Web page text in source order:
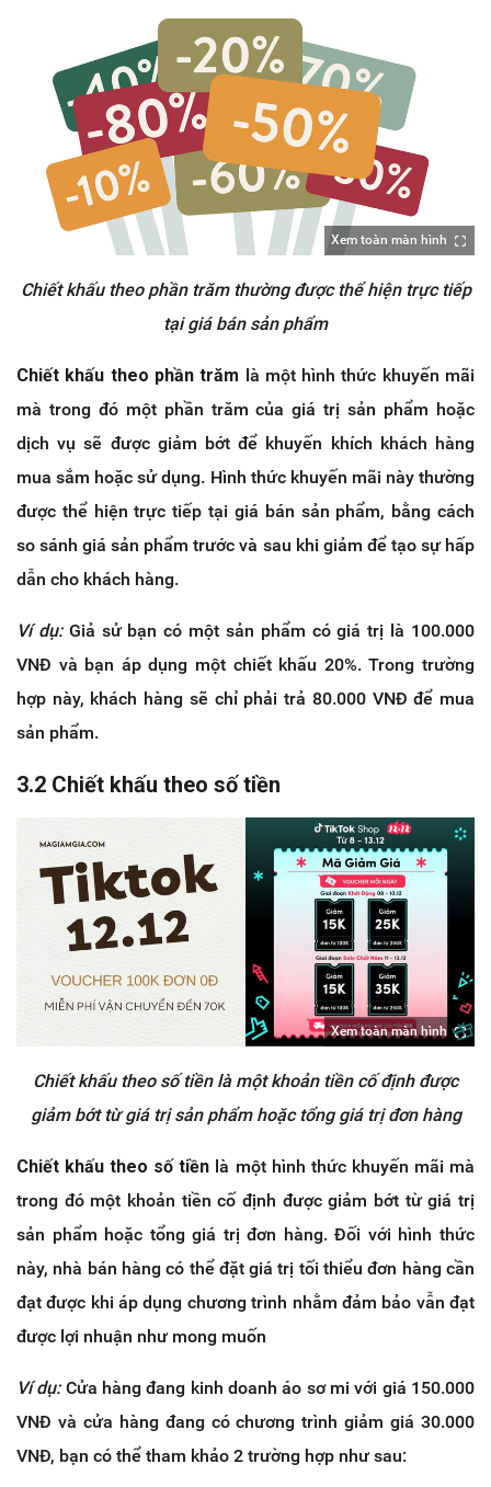
Xem toàn màn hình
Chiết khấu theo phần trăm thường được thể hiện trực tiếp
tại giá bán sản phẩm
Chiết khấu theo phần trăm là một hình thức khuyến mãi
mà trong đó một phần trăm của giá trị sản phẩm hoặc
dịch vụ sẽ được giảm bớt để khuyến khích khách hàng
mua sắm hoặc sử dụng. Hình thức khuyến mãi này thường
được thể hiện trực tiếp tại giá bán sản phẩm, bằng cách
so sánh giá sản phẩm trước và sau khi giảm để tạo sự hấp
dẫn cho khách hàng.
Ví dụ: Giả sử bạn có một sản phẩm có giá trị là 100.000
VNĐ và bạn áp dụng một chiết khấu 20%. Trong trường
hợp này, khách hàng sẽ chỉ phải trả 80.000 VNĐ để mua
sản phẩm.
3.2 Chiết khấu theo số tiền
Xem toàn màn hình
Chiết khấu theo số tiền là một khoản tiền cố định được
giảm bớt từ giá trị sản phẩm hoặc tổng giá trị đơn hàng
Chiết khấu theo số tiền là một hình thức khuyến mãi mà
trong đó một khoản tiền cố định được giảm bớt từ giá trị
sản phẩm hoặc tổng giá trị đơn hàng. Đối với hình thức
này, nhà bán hàng có thể đặt giá trị tối thiểu đơn hàng cần
đạt được khi áp dụng chương trình nhằm đảm bảo vẫn đạt
được lợi nhuận như mong muốn
Ví dụ: Cửa hàng đang kinh doanh áo sơ mi với giá 150.000
VNĐ và cửa hàng đang có chương trình giảm giá 30.000
VNĐ, bạn có thể tham khảo 2 trường hợp như sau: